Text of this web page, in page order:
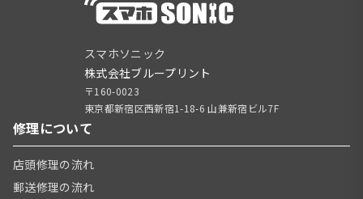
スマホソニック
株式会社ブループリント
〒160-0023
東京都新宿区西新宿1-18-6 山兼新宿ビル7F
修理について
店頭修理の流れ
郵送修理の流れ